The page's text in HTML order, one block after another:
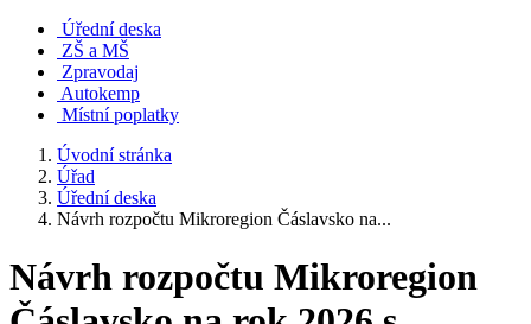
Úřední deska
ZŠ a MŠ
Zpravodaj
Autokemp
Místní poplatky
Úvodní stránka
Úřad
Úřední deska
Návrh rozpočtu Mikroregion Čáslavsko na...
Návrh rozpočtu Mikroregion